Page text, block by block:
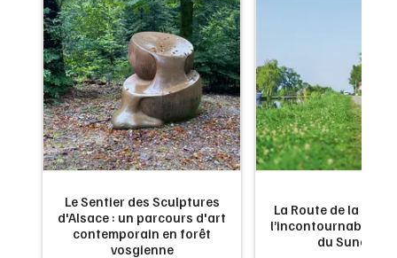
Spectacles
Concerts
Sports
Soirées
Expos
Nantes
Nice
Paris
Strasbourg
Toulouse
Toutes les villes
Le Sentier des Sculptures
d'Alsace : un parcours d'art
contemporain en forêt
vosgienne
La Route de la
l’incontournable
du Sundgau